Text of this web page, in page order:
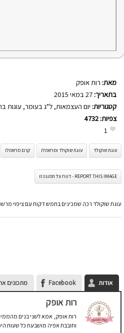
מאת: רות אופק
בתאריך:
קטגוריות: יום העצמאות, ל"ג בעומר, עוגות
צפיות: 4732
1
עוגת שוקולד עוגת שוקולד ומרשמלו קרם מרשמלו
REPORT THIS IMAGE - דווח על תמונה זו
עוגת שוקולד רכה שמכינים בחמש דקות עם ציפוי
אודות Facebook מתכונים
רות אופק
רות אופק, אמא לשני בנים
וחובבת אפיה מושבעת כל שעות